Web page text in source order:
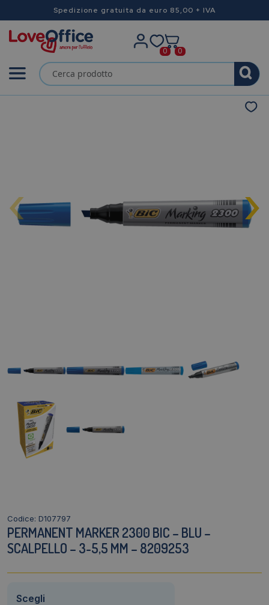
Spedizione gratuita da euro 85,00 + IVA
0 0
‹ ›
Codice: D107797
PERMANENT MARKER 2300 BIC – BLU –
SCALPELLO – 3-5,5 MM – 8209253
Scegli